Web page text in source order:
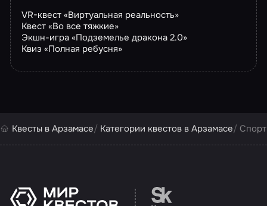
VR-квест «Виртуальная реальность»
Квест «Во все тяжкие»
Экшн-игра «Подземелье дракона 2.0»
Квиз «Полная ребусня»
Квесты в Арзамасе Категории квестов в Арзамасе
Перейти на сайт